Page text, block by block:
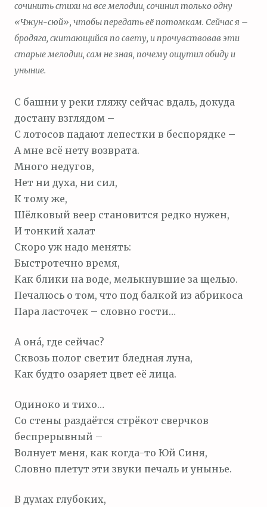
сочинить стихи на все мелодии, сочинил только одну
«Чжун-сюй», чтобы передать её потомкам. Сейчас я –
бродяга, скитающийся по свету, и прочувствовав эти
старые мелодии, сам не зная, почему ощутил обиду и
уныние.
С башни у реки гляжу сейчас вдаль, докуда
достану взглядом –
С лотосов падают лепестки в беспорядке –
А мне всё нету возврата.
Много недугов,
Нет ни духа, ни сил,
К тому же,
Шёлковый веер становится редко нужен,
И тонкий халат
Скоро уж надо менять:
Быстротечно время,
Как блики на воде, мелькнувшие за щелью.
Печалюсь о том, что под балкой из абрикоса
Пара ласточек – словно гости…
А она́, где сейчас?
Сквозь полог светит бледная луна,
Как будто озаряет цвет её лица.
Одиноко и тихо…
Со стены раздаётся стрёкот сверчков
беспрерывный –
Волнует меня, как когда-то Юй Синя,
Словно плетут эти звуки печаль и унынье.
В думах глубоких,